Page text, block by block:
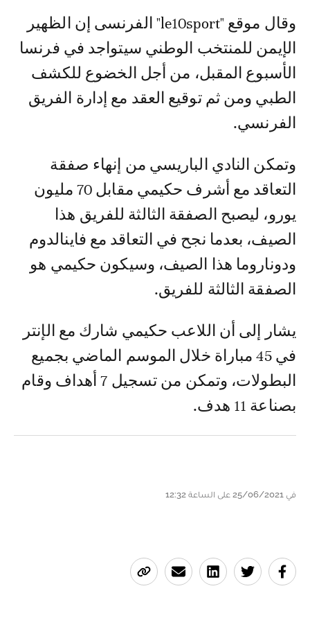
وقال موقع "le10sport" الفرنسى إن الظهير
الإيمن للمنتخب الوطني سيتواجد في فرنسا
الأسبوع المقبل، من أجل الخضوع للكشف
الطبي ومن ثم توقيع العقد مع إدارة الفريق
الفرنسي.
وتمكن النادي الباريسي من إنهاء صفقة
التعاقد مع أشرف حكيمي مقابل 70 مليون
يورو، ليصبح الصفقة الثالثة للفريق هذا
الصيف، بعدما نجح في التعاقد مع فاينالدوم
ودوناروما هذا الصيف، وسيكون حكيمي هو
الصفقة الثالثة للفريق.
يشار إلى أن اللاعب حكيمي شارك مع الإنتر
في 45 مباراة خلال الموسم الماضي بجميع
البطولات، وتمكن من تسجيل 7 أهداف وقام
بصناعة 11 هدف.
في 25/06/2021 على الساعة 12:32